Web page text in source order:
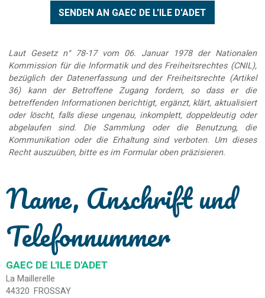
Laut Gesetz n° 78-17 vom 06. Januar 1978 der Nationalen
Kommission für die Informatik und des Freiheitsrechtes (CNIL),
bezüglich der Datenerfassung und der Freiheitsrechte (Artikel
36) kann der Betroffene Zugang fordern, so dass er die
betreffenden Informationen berichtigt, ergänzt, klärt, aktualisiert
oder löscht, falls diese ungenau, inkomplett, doppeldeutig oder
abgelaufen sind. Die Sammlung oder die Benutzung, die
Kommunikation oder die Erhaltung sind verboten. Um dieses
Recht auszuüben, bitte es im Formular oben präzisieren.
Name, Anschrift und
Telefonnummer
GAEC DE L'ILE D'ADET
La Maillerelle
44320 FROSSAY